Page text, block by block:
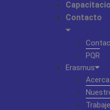
Contacto
PQR
Erasmus